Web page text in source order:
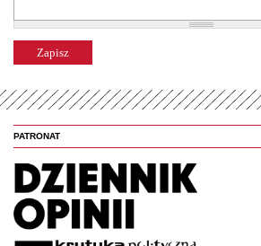
PATRONAT